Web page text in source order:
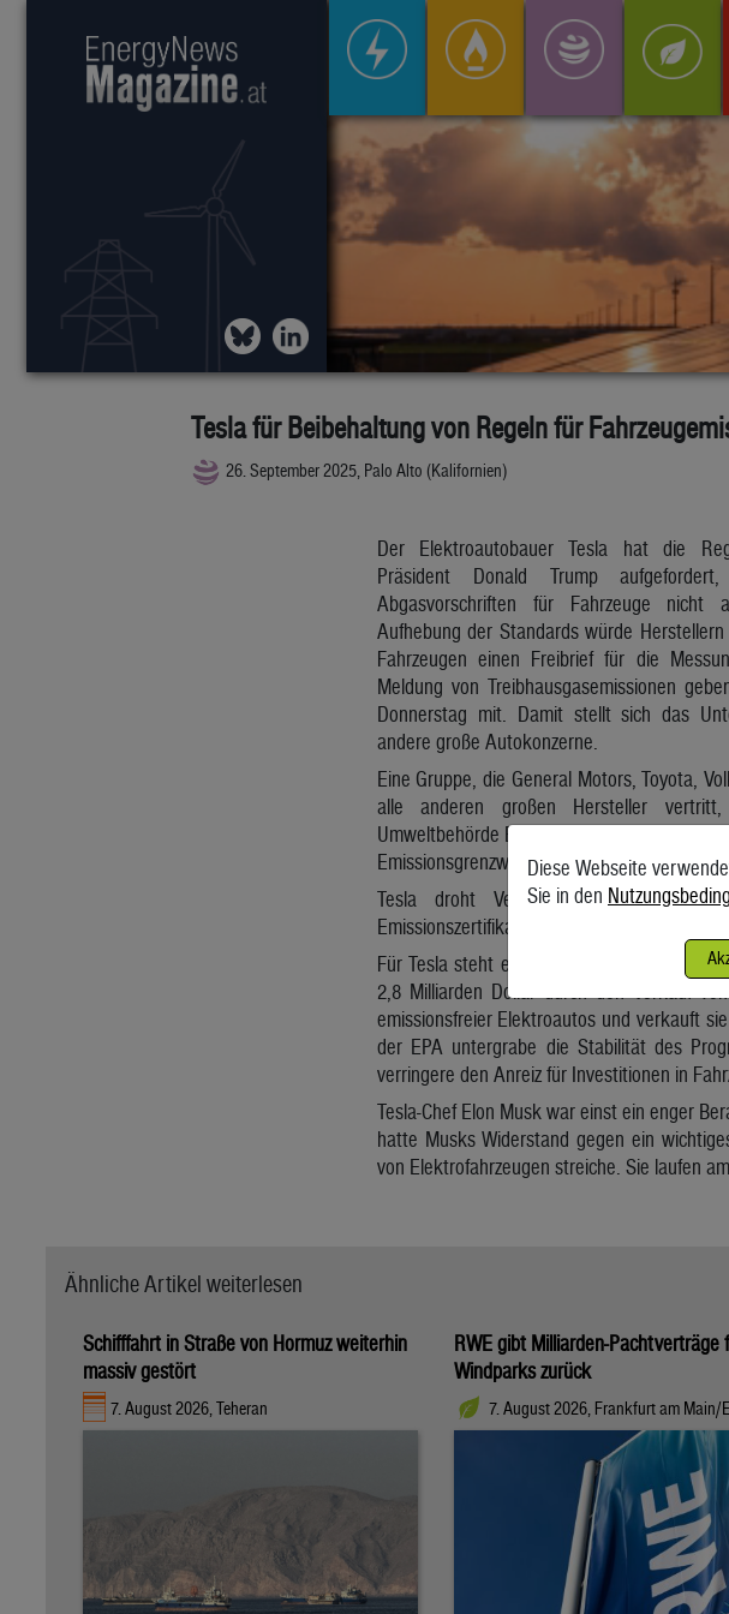
Tesla für Beibehaltung von Regeln für
26. September 2025, Palo Alto (Kalifornien)
Der Elektroautobauer Tesla hat die
Präsident Donald Trump
Abgasvorschriften für Fahrzeuge nicht
Aufhebung der Standards würde
Fahrzeugen einen Freibrief für die
Meldung von Treibhausgasemissionen
Donnerstag mit. Damit stellt sich das
andere große Autokonzerne.
Eine Gruppe, die General Motors, Toyota,
alle anderen großen Hersteller
Umweltbehörde EPA Anfang der Woche
Emissionsgrenzwerte zurückzunehmen.
Tesla droht Verlust von Einnahmen
Emissionszertifikaten
Für Tesla steht ein Milliardengeschäft auf
2,8 Milliarden Dollar durch den Verkauf
emissionsfreier Elektroautos und verkauft
der EPA untergrabe die Stabilität des
verringere den Anreiz für Investitionen in
Tesla-Chef Elon Musk war einst ein enger
hatte Musks Widerstand gegen ein
von Elektrofahrzeugen streiche. Sie laufen
Ähnliche Artikel weiterlesen
Schifffahrt in Straße von Hormuz weiterhin
massiv gestört
7. August 2026, Teheran
RWE gibt Milliarden-Pachtverträge
Windparks zurück
7. August 2026, Frankfurt am Main/
Diese Webseite
Sie in den